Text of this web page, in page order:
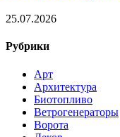
25.07.2026
Рубрики
Арт
Архитектура
Биотопливо
Ветрогенераторы
Ворота